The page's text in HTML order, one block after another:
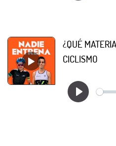
¿QUÉ
CICLISMO